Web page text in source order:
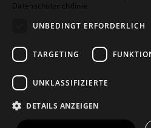
Versand
Widerrufsformular
© 2026Baltic Design Shop
Datenschutzrichtlinie
UNBEDINGT ERFORDERLICH
TARGETING
UNKLASSIFIZIERTE
DETAILS ANZEIGEN